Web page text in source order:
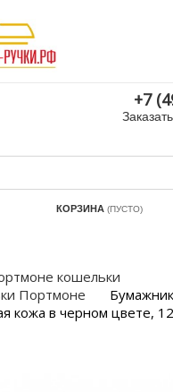
+7
КОРЗИНА (ПУСТО)
кошельки
Портмоне
кожа в черном цвете,